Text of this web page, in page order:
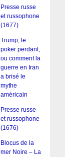
Presse russe
et russophone
(1677)
Trump, le
poker perdant,
ou comment la
guerre en Iran
a brisé le
mythe
américain
Presse russe
et russophone
(1676)
Blocus de la
mer Noire – La